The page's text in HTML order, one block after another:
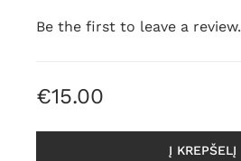
Mūsų istorija
Be the first to leave a review.
€15.00
Į KREPŠELĮ